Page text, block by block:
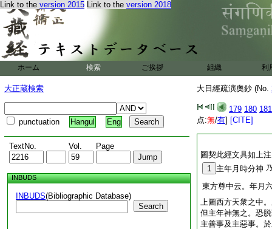
Link to the version 2015 Link to the version 2018
ホーム 検索 ご挨拶 組織 利
大正蔵検索
punctuation Hangul Eng
TextNo. Vol. Page
INBUDS
INBUDS(Bibliographic Database)
Search
大日經疏演奧鈔 (No.
179 180 181
点:無/有] [CITE]
圖契此經文具如上注
1 主年月時分神
東方尊中云。年月
上圖西方天衆之中
但主年神無之。恐
主善事及主惡事。